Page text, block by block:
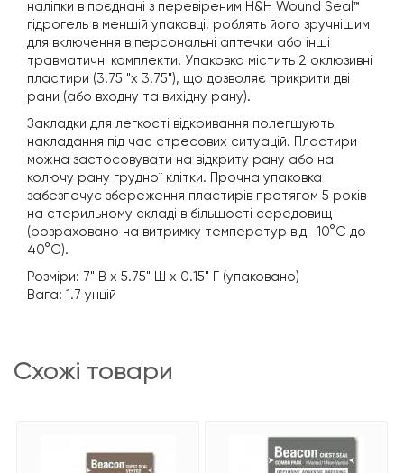
наліпки в поєднані з перевіреним H&H Wound Seal™
гідрогель в меншій упаковці, роблять його зручнішим
для включення в персональні аптечки або інші
травматичні комплекти. Упаковка містить 2 оклюзивні
пластири (3.75 "x 3.75"), що дозволяє прикрити дві
рани (або входну та вихідну рану).
Закладки для легкості відкривання полегшують
накладання під час стресових ситуацій. Пластири
можна застосовувати на відкриту рану або на
колючу рану грудної клітки. Прочна упаковка
забезпечує збереження пластирів протягом 5 років
на стерильному складі в більшості середовищ
(розраховано на витримку температур від -10°C до
40°C).
Розміри: 7" В x 5.75" Ш x 0.15" Г (упаковано)
Вага: 1.7 унцій
схожі товари